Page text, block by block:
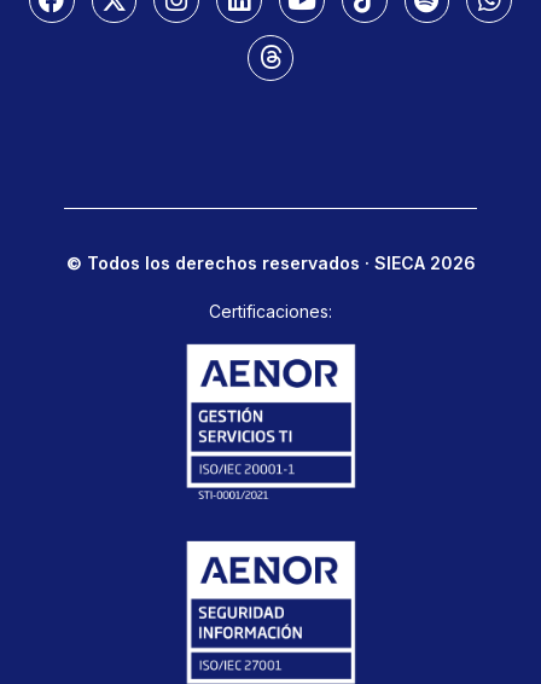
© Todos los derechos reservados · SIECA 2026
Certificaciones: